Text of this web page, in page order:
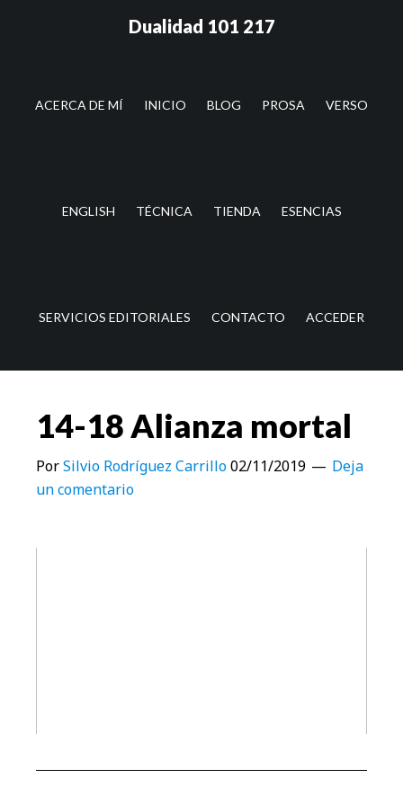
lateral
Dualidad 101 217
ACERCA DE MÍ INICIO BLOG PROSA VERSO
ENGLISH TÉCNICA TIENDA ESENCIAS
SERVICIOS EDITORIALES CONTACTO ACCEDER
14-18 Alianza mortal
PorSilvio Rodríguez Carrillo02/11/2019
Deja
un comentario